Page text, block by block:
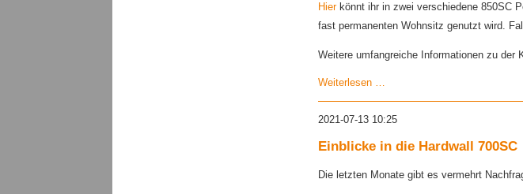
Hierkönnt ihr in zwei verschiedene 850SC
fast permanenten Wohnsitz genutzt wird.
Weitere umfangreiche Informationen zu der
Weiterlesen …
in
850SC
2021-07-13 10:25
Einblicke in die Hardwall 700SC
Die letzten Monate gibt es vermehrt